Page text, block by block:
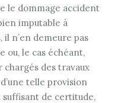
le dommage accident
imputable à
il n’en demeure pas
ou, le cas échéant,
chargés des travaux
telle provision
suffisant de certitude,